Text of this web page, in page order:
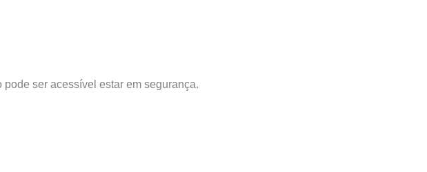
ser acessível estar em segurança.